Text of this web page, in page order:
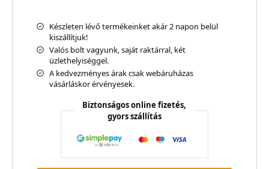
Készleten lévő termékeinket akár 2 napon belül
kiszállítjuk!
Valós bolt vagyunk, saját raktárral, két
üzlethelyiséggel.
A kedvezményes árak csak webáruházas
vásárláskor érvényesek.
Biztonságos online fizetés,
gyors szállítás